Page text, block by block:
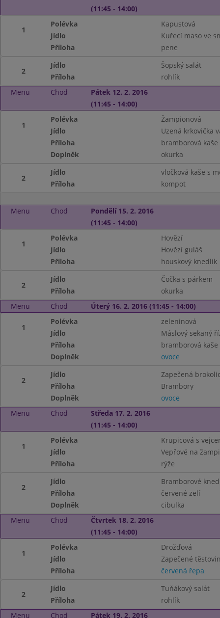
(11:45 - 14:00)
1
Polévka
Kapustová
Jídlo
Kuřecí maso ve
Příloha
pene
2
Jídlo
Šopský salát
Příloha
rohlík
Menu
Chod
Pátek 12. 2. 2016
(11:45 - 14:00)
1
Polévka
Žampionová
Jídlo
Uzená krkovička
Příloha
bramborová kaše
Doplněk
okurka
2
Jídlo
vločková kaše s
Příloha
kompot
Menu Chod
Pondělí 15. 2. 2016
(11:45 - 14:00)
1
Polévka
Hovězí
Jídlo
Hovězí guláš
Příloha
houskový knedlík
2
Jídlo
Čočka s párkem
Příloha
okurka
Menu
Chod Úterý 16. 2. 2016 (11:45 - 14:00)
1
Polévka
zeleninová
Jídlo
Máslový sekaný
Příloha
bramborová kaše
Doplněk
ovoce
2
Jídlo
Zapečená
Příloha
Brambory
Doplněk
ovoce
Menu
Chod
Středa 17. 2. 2016
(11:45 - 14:00)
1
Polévka
Krupicová s
Jídlo
Vepřové na
Příloha
rýže
2
Jídlo
Bramborové
Příloha
červené zelí
Doplněk
cibulka
Menu
Chod
Čtvrtek 18. 2. 2016
(11:45 - 14:00)
1
Polévka
Drožďová
Jídlo
Zapečené
Příloha
červená řepa
2
Jídlo
Tuňákový salát
Příloha
rohlík
Menu
Chod Pátek 19. 2. 2016